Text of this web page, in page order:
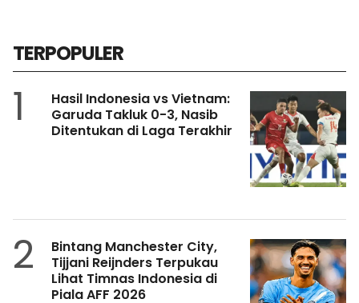
TERPOPULER
1
Hasil Indonesia vs Vietnam:
Garuda Takluk 0-3, Nasib
Ditentukan di Laga Terakhir
2
Bintang Manchester City,
Tijjani Reijnders Terpukau
Lihat Timnas Indonesia di
Piala AFF 2026